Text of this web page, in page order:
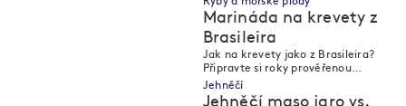
Marináda na krevety z
Brasileira
Jak na krevety jako z Brasileira?
Připravte si roky prověřenou
česnekovou marinádu, ideální na gril i
pánev.
Jehněčí
Jehněčí maso jaro vs.